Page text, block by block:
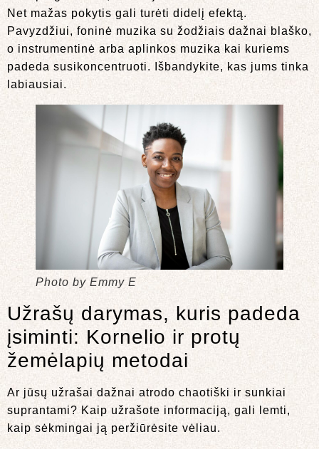
Net mažas pokytis gali turėti didelį efektą.
Pavyzdžiui, foninė muzika su žodžiais dažnai blaško,
o instrumentinė arba aplinkos muzika kai kuriems
padeda susikoncentruoti. Išbandykite, kas jums tinka
labiausiai.
Photo by Emmy E
Užrašų darymas, kuris padeda
įsiminti: Kornelio ir protų
žemėlapių metodai
Ar jūsų užrašai dažnai atrodo chaotiški ir sunkiai
suprantami? Kaip užrašote informaciją, gali lemti,
kaip sėkmingai ją peržiūrėsite vėliau.